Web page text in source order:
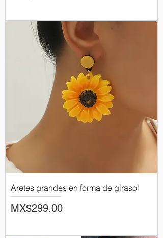
Aretes grandes en forma de girasol
Price
MX$299.00